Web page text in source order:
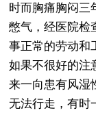
时而胸痛胸闷三
憋气，经医院检
事正常的劳动和
如果不很好的注
来一向患有风湿
无法行走，有时